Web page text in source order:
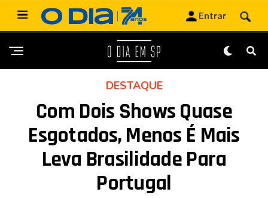
DESTAQUE
Com Dois Shows Quase
Esgotados, Menos É Mais
Leva Brasilidade Para
Portugal